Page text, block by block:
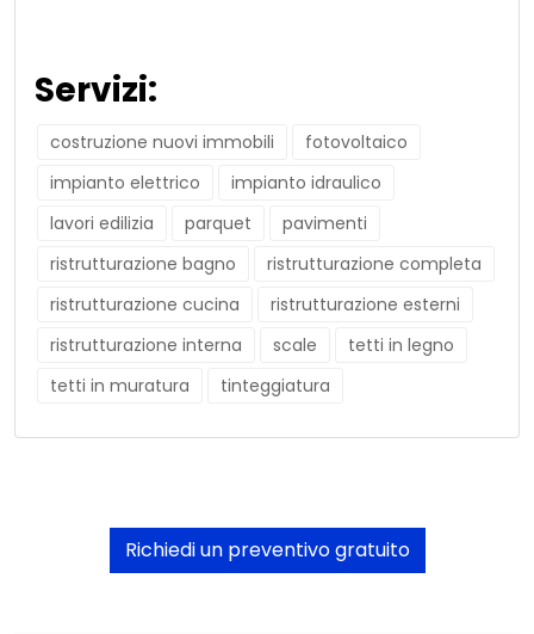
Servizi:
costruzione nuovi immobili
fotovoltaico
impianto elettrico
impianto idraulico
lavori edilizia
parquet
pavimenti
ristrutturazione bagno
ristrutturazione completa
ristrutturazione cucina
ristrutturazione esterni
ristrutturazione interna
scale
tetti in legno
tetti in muratura
tinteggiatura
Richiedi un preventivo gratuito